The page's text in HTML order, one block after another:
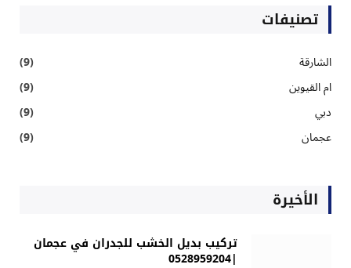
تصنيفات
الشارقة
(9)
ام القيوين
(9)
دبي
(9)
عجمان
(9)
الأخيرة
تركيب بديل الخشب للجدران في عجمان
|0528959204